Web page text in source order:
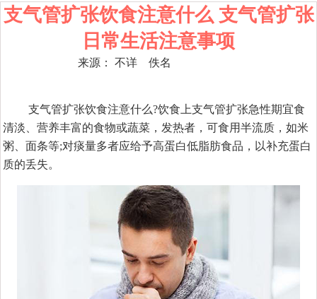
支气管扩张饮食注意什么 支气管扩张
日常生活注意事项
来源： 不详 佚名
支气管扩张饮食注意什么?饮食上支气管扩张急性期宜食
清淡、营养丰富的食物或蔬菜，发热者，可食用半流质，如米
粥、面条等;对痰量多者应给予高蛋白低脂肪食品，以补充蛋白
质的丢失。